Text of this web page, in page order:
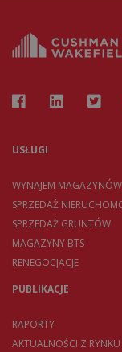
USŁUGI
WYNAJEM MAGAZYNÓW
SPRZEDAŻ
SPRZEDAŻ GRUNTÓW
MAGAZYNY BTS
RENEGOCJACJE
PUBLIKACJE
RAPORTY
AKTUALNOŚCI Z RYNKU